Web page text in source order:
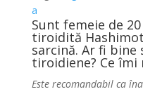
a
Sunt femeie de
tiroidită
sarcină. Ar fi bine
tiroidiene? Ce îmi
Este recomandabil ca